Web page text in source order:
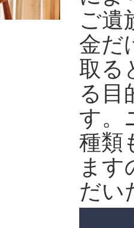
ご遺
金だ
取る
る目
す。
種類
ます
だい